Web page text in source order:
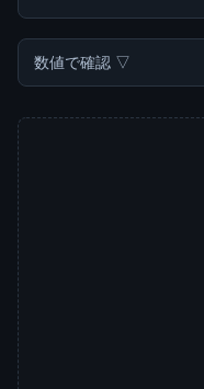
数値で確認 ▽